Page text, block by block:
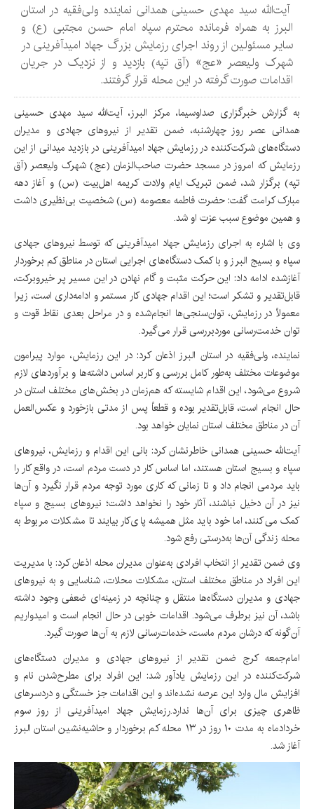
آیت‌الله سید مهدی حسینی همدانی نماینده ولی‌فقیه در استان
البرز به همراه فرمانده محترم سپاه امام حسن مجتبی (ع) و
سایر مسئولین از روند اجرای رزمایش بزرگ جهاد امیدآفرینی در
شهرک ولیعصر «عج» (آق تپه) بازدید و از نزدیک در جریان
اقدامات صورت گرفته در این محله قرار گرفتند.
به گزارش خبرگزاری صداوسیما، مرکز البرز، آیت‌الله سید مهدی حسینی
همدانی عصر روز چهارشنبه، ضمن تقدیر از نیروهای جهادی و مدیران
دستگاه‌های شرکت‌کننده در رزمایش جهاد امیدآفرینی در بازدید میدانی از این
رزمایش که امروز در مسجد حضرت صاحب‌الزمان (عج) شهرک ولیعصر (آق
تپه) برگزار شد، ضمن تبریک ایام ولادت کریمه اهل‌بیت (س) و آغاز دهه
مبارک کرامت گفت: حضرت فاطمه معصومه (س) شخصیت بی‌نظیری داشت
و همین موضوع سبب عزت او شد.
وی با اشاره به اجرای رزمایش جهاد امیدآفرینی که توسط نیروهای جهادی
سپاه و بسیج البرز و با کمک دستگاه‌های اجرایی استان در مناطق کم برخوردار
آغازشده ادامه داد: این حرکت مثبت و گام نهادن در این مسیر پر خیروبرکت،
قابل‌تقدیر و تشکر است؛ این اقدام جهادی کار مستمر و ادامه‌داری است، زیرا
معمولاً در رزمایش، توان‌سنجی‌ها انجام‌شده و در مراحل بعدی نقاط قوت و
توان خدمت‌رسانی موردبررسی قرار می‌گیرد.
نماینده، ولی‌فقیه در استان البرز اذعان کرد: در این رزمایش، موارد پیرامون
موضوعات مختلف به‌طور کامل بررسی و کاربر اساس داشته‌ها و برآوردهای لازم
شروع می‌شود، این اقدام شایسته که هم‌زمان در بخش‌های مختلف استان در
حال انجام است، قابل‌تقدیر بوده و قطعاً پس از مدتی بازخورد و عکس‌العمل
آن در مناطق مختلف استان نمایان خواهد بود.
آیت‌الله حسینی همدانی خاطرنشان کرد: بانی این اقدام و رزمایش، نیروهای
سپاه و بسیج استان هستند، اما اساس کار در دست مردم است، در واقع کار را
باید مردمی انجام داد و تا زمانی که کاری مورد توجه مردم قرار نگیرد و آن‌ها
نیز در آن دخیل نباشند، آثار خود را نخواهد داشت؛ نیروهای بسیج و سپاه
کمک می‌کنند، اما خود باید مثل همیشه پای‌کار بیایند تا مشکلات مربوط به
محله زندگی آن‌ها به‌درستی رفع شود.
وی ضمن تقدیر از انتخاب افرادی به‌عنوان مدیران محله اذعان کرد: با مدیریت
این افراد در مناطق مختلف استان، مشکلات محلات، شناسایی و به نیروهای
جهادی و مدیران دستگاه‌ها منتقل و چنانچه در زمینه‌ای ضعفی وجود داشته
باشد، آن نیز برطرف می‌شود. اقدامات خوبی در حال انجام است و امیدواریم
آن‌گونه که درشان مردم ماست، خدمات‌رسانی لازم به آن‌ها صورت گیرد.
امام‌جمعه کرج ضمن تقدیر از نیروهای جهادی و مدیران دستگاه‌های
شرکت‌کننده در این رزمایش یادآور شد: این افراد برای مطرح‌شدن نام و
افزایش مال وارد این عرصه نشده‌اند و این اقدامات جز خستگی و دردسرهای
ظاهری چیزی برای آن‌ها ندارد.رزمایش جهاد امیدآفرینی از روز سوم
خردادماه به مدت ۱٠ روز در
۱۳ محله کم برخوردار و حاشیه‌نشین استان البرز
آغاز شد.